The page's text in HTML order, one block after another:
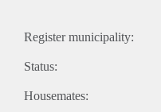
Register municipality:
Status:
Housemates: